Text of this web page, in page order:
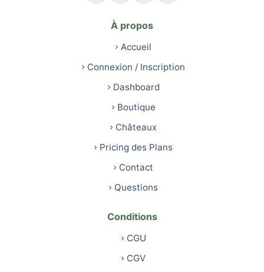
À propos
Accueil
Connexion / Inscription
Dashboard
Boutique
Châteaux
Pricing des Plans
Contact
Questions
Conditions
CGU
CGV